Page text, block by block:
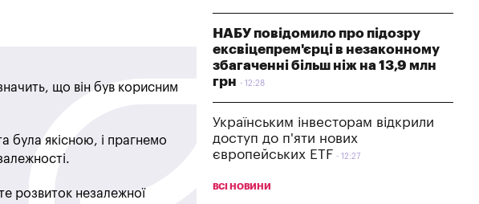
що він був корисним
була якісною, і прагнемо
розвиток незалежної
НАБУ повідомило про підозру
ексвіцепрем'єрці в незаконному
збагаченні більш ніж на 13,9 млн
грн
12:28
Українським інвесторам відкрили
доступ до п'яти нових
європейських ETF
12:27
ВСІ НОВИНИ